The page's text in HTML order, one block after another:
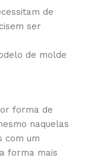
de
ser
de molde
forma de
naquelas
com um
forma mais